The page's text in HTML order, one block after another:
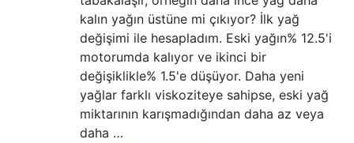
kalın yağın üstüne mi çıkıyor? İlk yağ
değişimi ile hesapladım. Eski yağın% 12.5'i
motorumda kalıyor ve ikinci bir
değişiklikle% 1.5'e düşüyor. Daha yeni
yağlar farklı viskoziteye sahipse, eski yağ
miktarının karışmadığından daha az veya
daha …